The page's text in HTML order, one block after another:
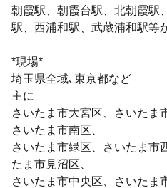
朝霞駅、朝霞台駅、北朝霞駅
駅、西浦和駅、武蔵浦和駅等
*現場*
埼玉県全域､東京都など
主に
さいたま市大宮区、さいたま
さいたま市南区、
さいたま市緑区、さいたま市
たま市見沼区、
さいたま市中央区、さいたま